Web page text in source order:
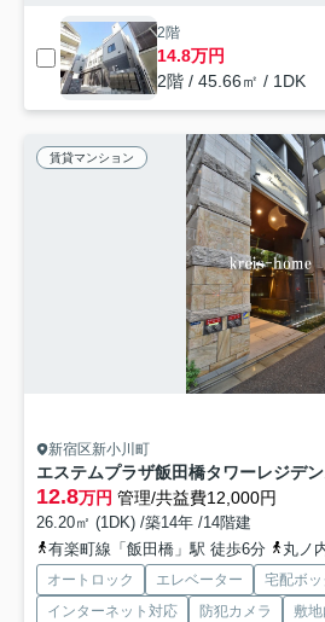
2階
14.8万円
2階 / 45.66㎡ / 1DK
賃貸マンション
新宿区新小川町
エステムプラザ飯田橋タワーレジデ
12.8万円 管理/共益費12,000円
26.20㎡ (1DK) /築14年 /14階建
有楽町線「飯田橋」駅 徒歩6分
丸ノ
オートロック エレベーター
宅配ボッ
インターネット対応
防犯カメラ 敷